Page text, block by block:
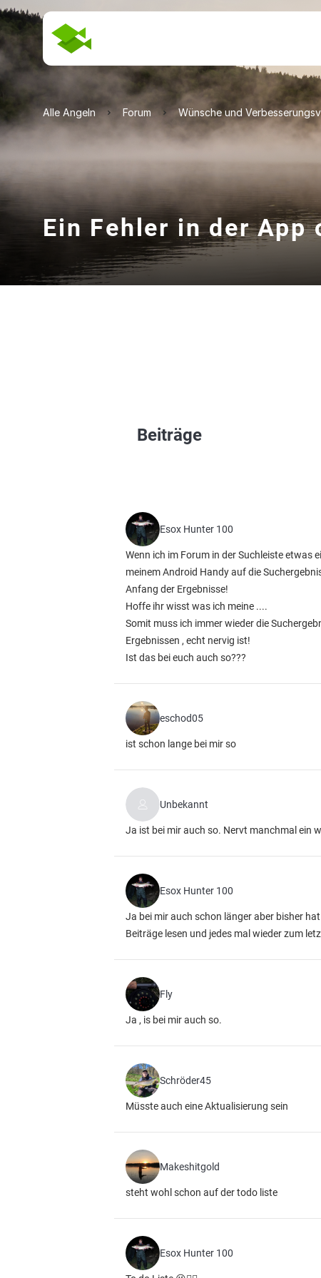
Alle Angeln Forum Wünsche und
Ein Fehler in der App
Beiträge
Esox Hunter 100
Wenn ich im Forum in der Suchleiste etwas
meinem Android Handy auf die
Anfang der Ergebnisse!
Hoffe ihr wisst was ich meine ....
Somit muss ich immer wieder die
Ergebnissen , echt nervig ist!
Ist das bei euch auch so???
eschod05
ist schon lange bei mir so
Unbekannt
Ja ist bei mir auch so. Nervt manchmal ein
Esox Hunter 100
Ja bei mir auch schon länger aber bisher
Beiträge lesen und jedes mal wieder zum
Fly
Ja , is bei mir auch so.
Schröder45
Müsste auch eine Aktualisierung sein
Makeshitgold
steht wohl schon auf der todo liste
Esox Hunter 100